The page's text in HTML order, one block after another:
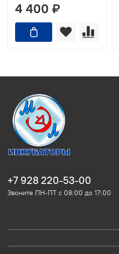
4 400 ₽
+7 928 220-53-00
Звоните ПН-ПТ с 08:00 до 17:00